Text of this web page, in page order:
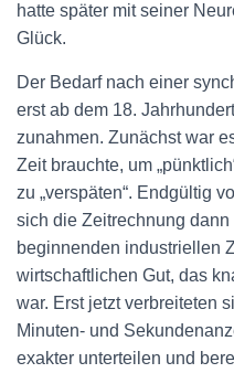
hatte später mit seiner
Glück.
Der Bedarf nach einer
erst ab dem 18.
zunahmen. Zunächst war
Zeit brauchte, um
zu „verspäten“. Endgültig
sich die Zeitrechnung
beginnenden industriellen
wirtschaftlichen Gut, das
war. Erst jetzt verbreiteten
Minuten- und
exakter unterteilen und